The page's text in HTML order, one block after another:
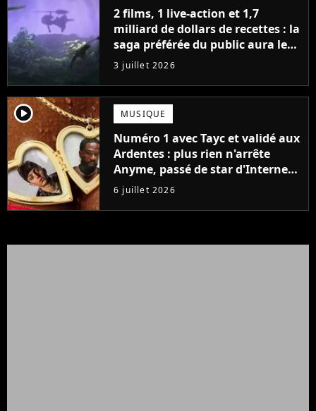
2 films, 1 live-action et 1,7
milliard de dollars de recettes : la
saga préférée du public aura le
droit à un troisième épisode
3 juillet 2026
player2 MUSIQUE
Numéro 1 avec Tayc et validé aux
Ardentes : plus rien n'arrête
Anyme, passé de star d'Internet
à phénomène de la musique
6 juillet 2026